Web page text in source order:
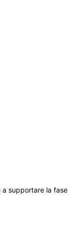
a supportare la fase